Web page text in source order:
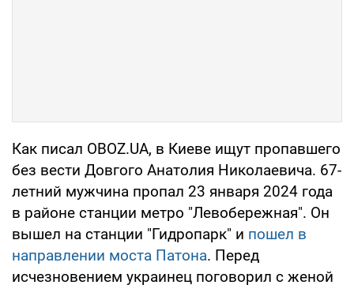
Как писал OBOZ.UA, в Киеве ищут пропавшего
без вести Довгого Анатолия Николаевича. 67-
летний мужчина пропал 23 января 2024 года
в районе станции метро "Левобережная". Он
вышел на станции "Гидропарк" и пошел в
направлении моста Патона. Перед
исчезновением украинец поговорил с женой